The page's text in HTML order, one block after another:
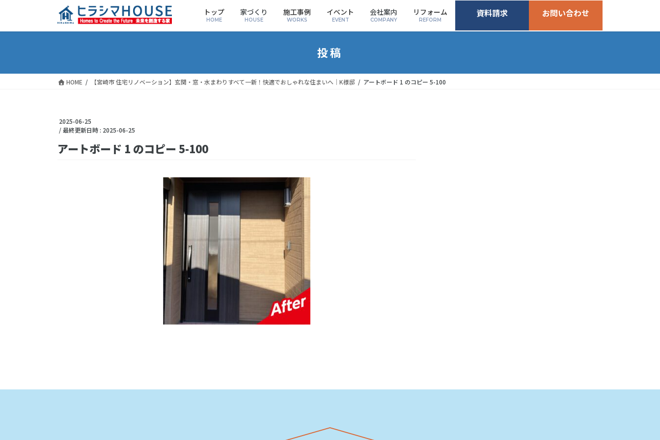
トップ
HOME
家づくり
HOUSE
施工事例
WORKS
イベント
EVENT
会社案内
COMPANY
リフォーム
REFORM
資料請求 お問い合わせ
投稿
HOME 【宮崎市 住宅リノベーション】玄関・窓・水まわりすべて一新！快適でおしゃれな住まいへ｜K様邸 アートボード 1 のコピー 5-100
2025-06-25
/ 最終更新日時 : 2025-06-25
アートボード 1 のコピー 5-100